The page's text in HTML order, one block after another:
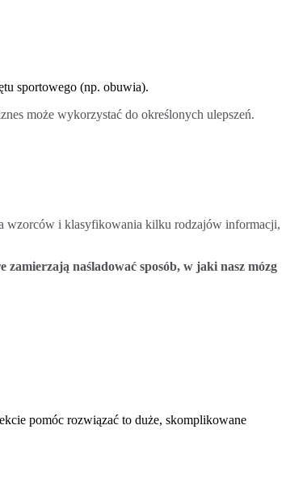
sportowego (np. obuwia).
może wykorzystać do określonych ulepszeń.
wzorców i klasyfikowania kilku rodzajów informacji,
zamierzają naśladować sposób, w jaki nasz mózg
pomóc rozwiązać to duże, skomplikowane